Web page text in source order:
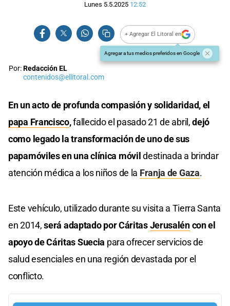
Lunes 5.5.2025 12:52
+ Agregar El Litoral en
Agregar a tus medios preferidos en Google
Por:Redacción EL
contenidos@ellitoral.com
En un acto de profunda compasión y solidaridad, el
papa Francisco,fallecido el pasado 21 de abril,dejó
como legado la transformación de uno de sus
papamóviles en una clínica móvildestinada a brindar
atención médica a los niños de la Franja de Gaza.
Este vehículo, utilizado durante su visita a Tierra Santa
en 2014,será adaptado por CáritasJerusaléncon el
apoyo de Cáritas Suecia para ofrecer servicios de
salud esenciales en una región devastada por el
conflicto.